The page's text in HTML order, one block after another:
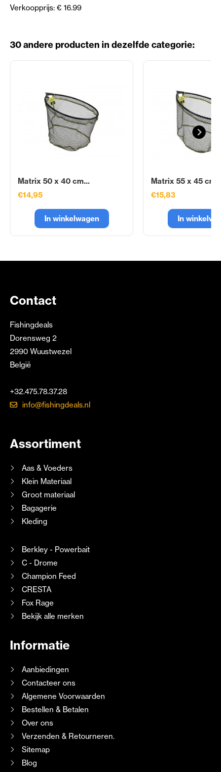
Verkoopprijs: € 16.99
30 andere producten in dezelfde categorie:
Matrix 50 x 40 cm...
€14,95
In winkelwagen
Matrix 55 x 45
€15,83
In
Contact
Fishingdeals
Dorensweg 2
2990 Wuustwezel
België
+32.475.78.37.28
info@fishingdeals.nl
Assortiment
Aas & Voeders
Klein Materiaal
Groot materiaal
Bagagerie
Kleding
Berkley - Powerbait
C - Drome
Champion Feed
CRESTA
Fox Rage
Bekijk alle merken
Informatie
Aanbiedingen
Contacteer ons
Algemene Voorwaarden
Bestellen & Betalen
Over ons
Verzenden & Retourneren.
Sitemap
Blog